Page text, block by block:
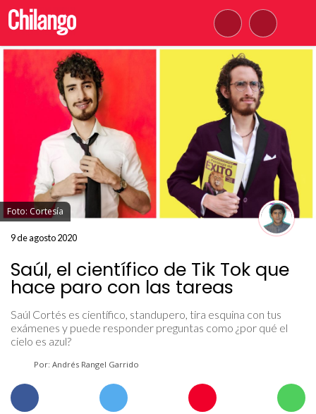
Foto: Cortesía
9 de agosto 2020
Saúl, el científico de Tik Tok que
hace paro con las tareas
Saúl Cortés es científico, standupero, tira esquina con tus
exámenes y puede responder preguntas como ¿por qué el
cielo es azul?
Por: Andrés Rangel Garrido